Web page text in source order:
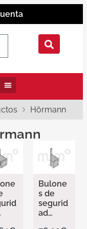
Hörmann
Bulone
s de
segurid
ad